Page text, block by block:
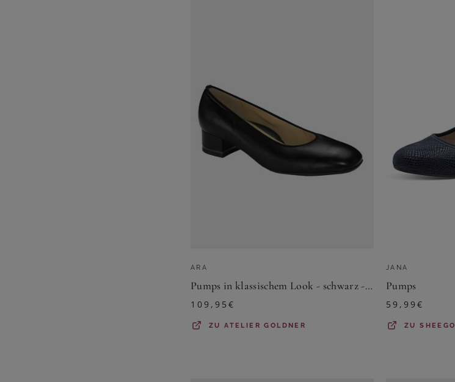
ARA
Pumps in klassischem Look - schwarz - Gr. 41,5 von Goldner Fashion
109,95€
ZUATELIER GOLDNER
JANA
Pumps
59,99€
ZUSHEEGO